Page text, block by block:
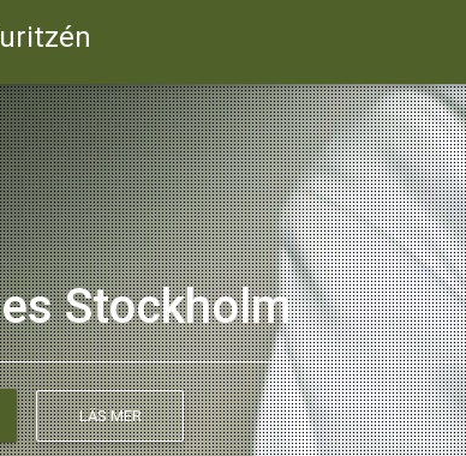
Stockholm
LÄS MER